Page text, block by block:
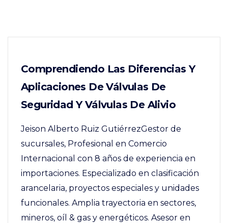
Comprendiendo Las Diferencias Y
Aplicaciones De Válvulas De
Seguridad Y Válvulas De Alivio
Jeison Alberto Ruiz GutiérrezGestor de
sucursales, Profesional en Comercio
Internacional con 8 años de experiencia en
importaciones. Especializado en clasificación
arancelaria, proyectos especiales y unidades
funcionales. Amplia trayectoria en sectores,
mineros, oíl & gas y energéticos. Asesor en